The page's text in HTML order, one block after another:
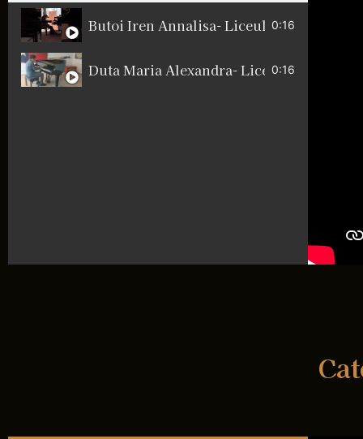
Butoi Iren Annalisa- Liceul
0:16
0:16